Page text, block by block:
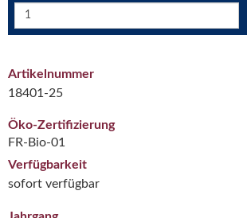
Artikelnummer
18401-25
Öko-Zertifizierung
FR-Bio-01
Verfügbarkeit
sofort verfügbar